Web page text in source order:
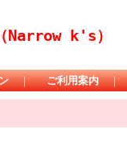
Narrow k's）
｜ ご利用案内 ｜